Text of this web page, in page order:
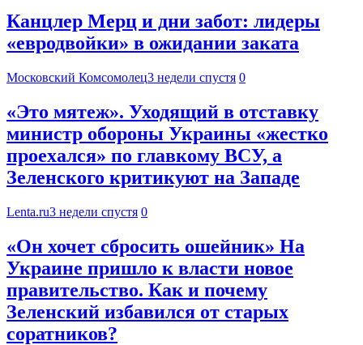
Канцлер Мерц и дни забот: лидеры
«евродвойки» в ожидании заката
Московский Комсомолец3 недели спустя 0
«Это мятеж». Уходящий в отставку
министр обороны Украины «жестко
проехался» по главкому ВСУ, а
Зеленского критикуют на Западе
Lenta.ru3 недели спустя 0
«Он хочет сбросить ошейник» На
Украине пришло к власти новое
правительство. Как и почему
Зеленский избавился от старых
соратников?